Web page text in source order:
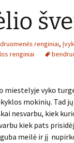
renginiai,
renginiai
miestelyje vyko
mokinių. Tad
nesvarbu, kiek
kiek pats
meilė ir jį